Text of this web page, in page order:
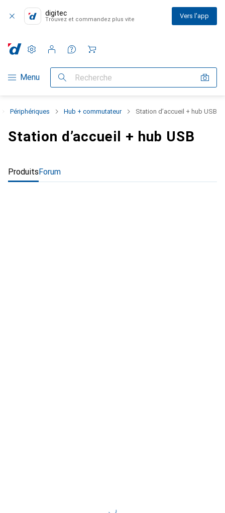
digitec
Trouvez et commandez plus vite Vers l'app
Navigation par catégorie
Menu Recherche
Paramètres
Compte client
Listes de comparaison
Listes d'envies
Panier
Périphériques Hub + commutateur Station d’accueil + hub USB
Station d’accueil + hub USB
ProduitsForum